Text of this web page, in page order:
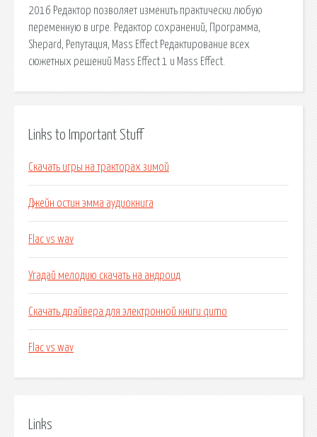
2016 Редактор позволяет изменить практически любую
переменную в игре. Редактор сохранений, Программа,
Shepard, Репутация, Mass Effect Редактирование всех
сюжетных решений Mass Effect 1 и Mass Effect.
Links to Important Stuff
Скачать игры на тракторах зимой
Джейн остин эмма аудиокнига
Flac vs wav
Угадай мелодию скачать на андроид
Скачать драйвера для электронной книги qumo
Flac vs wav
Links